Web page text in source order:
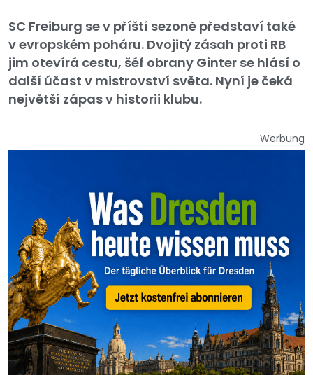
SC Freiburg se v příští sezoně představí také
v evropském poháru. Dvojitý zásah proti RB
jim otevírá cestu, šéf obrany Ginter se hlásí o
další účast v mistrovství světa. Nyní je čeká
největší zápas v historii klubu.
Werbung